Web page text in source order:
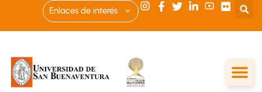
Enlaces de interés